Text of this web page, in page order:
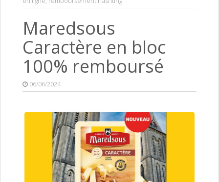
Maredsous
Caractère en bloc
100% remboursé
06/06/2024